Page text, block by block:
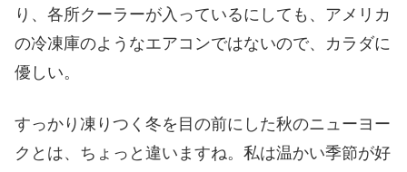
り、各所クーラーが入っているにしても、アメリカ
の冷凍庫のようなエアコンではないので、カラダに
優しい。
すっかり凍りつく冬を目の前にした秋のニューヨー
クとは、ちょっと違いますね。私は温かい季節が好